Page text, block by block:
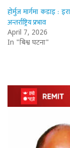
होर्मुज मार्गमा कडाइ :
अन्तर्राष्ट्रिय प्रभाव
April 7, 2026
In "बिश्व घटना"